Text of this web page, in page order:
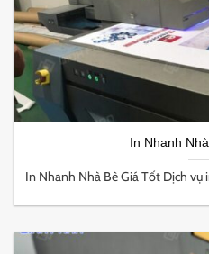
In Nhanh
In Nhanh Nhà Bè Giá Tốt Dịch vụ